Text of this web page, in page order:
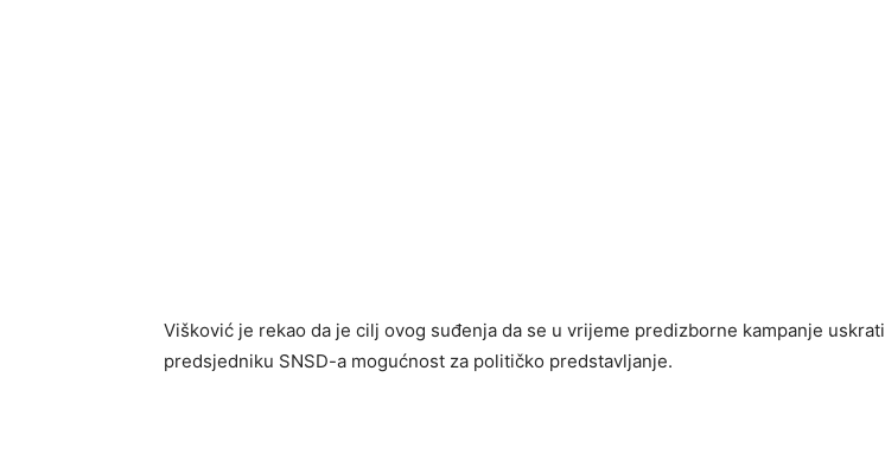
Višković je rekao da je cilj ovog suđenja da se u vrijeme predizborne kampanje uskrati
predsjedniku SNSD-a mogućnost za političko predstavljanje.